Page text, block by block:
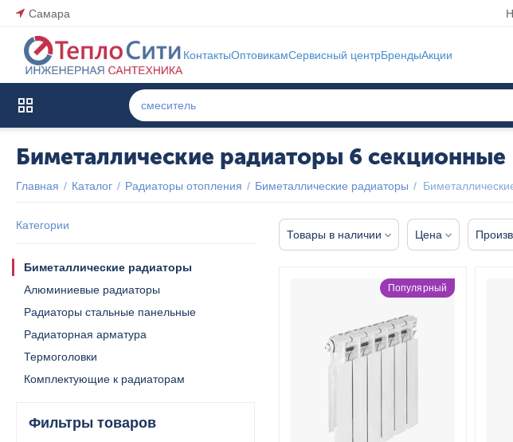
Самара
КонтактыОптовикамСервисный центрБрендыАкции
Биметаллические радиаторы 6 секционные
Главная / Каталог / Радиаторы отопления / Биметаллические радиаторы /
Товары в наличии Цена
Популярный
Категории
Биметаллические радиаторы
Алюминиевые радиаторы
Радиаторы стальные панельные
Радиаторная арматура
Термоголовки
Комплектующие к радиаторам
Фильтры товаров